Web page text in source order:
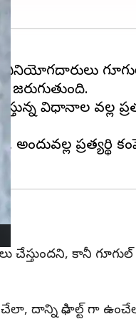
విధానాల వల్ల
అందువల్ల
కానీ
దాన్ని డిఫాల్ట్ గా